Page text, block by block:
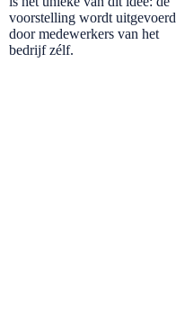
voorstelling wordt uitgevoerd
door medewerkers van het
bedrijf zélf.